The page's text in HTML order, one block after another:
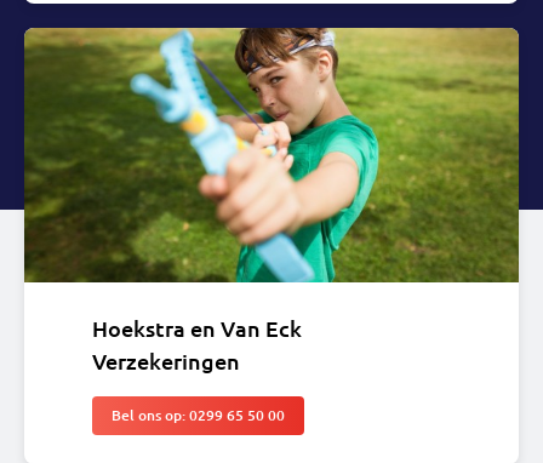
Hoekstra en Van Eck
Verzekeringen
Bel ons op: 0299 65 50 00